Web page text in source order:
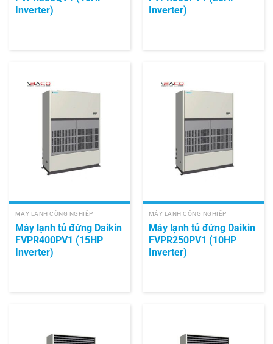
Inverter)
Inverter)
MÁY LẠNH CÔNG NGHIỆP
Máy lạnh tủ đứng Daikin
FVPR400PV1 (15HP
Inverter)
MÁY LẠNH CÔNG NGHIỆP
Máy lạnh tủ đứng Daikin
FVPR250PV1 (10HP
Inverter)